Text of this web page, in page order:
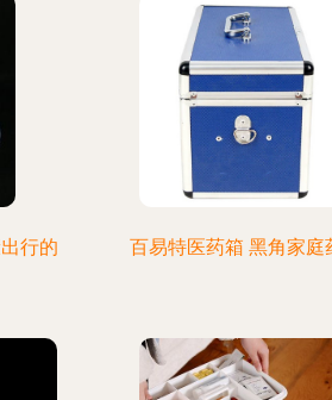
行的
百易特医药箱 黑角家庭